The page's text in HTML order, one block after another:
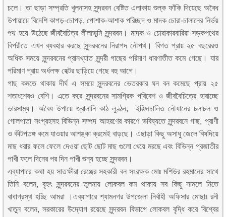
চলে। তা ছাড়া সম্প্রতি খুলনাসহ সুন্দরবন বেষ্টিত এলাকায় শুল্ক ফাঁকি দিয়েছে অবৈধ
উপায়ায়ে বিদেশি কাপড়-চোপড়, পোশাক-আশাক পরিচ্ছদ ও মাদক চোরা-চালানের নির্ভয়
পথ হয়ে উঠেছে জীববৈচিত্র লীলাভূমি সুন্দরবন। মাদক ও চোরাকারবারিরা সড়কপথের
বিপরীতে এখন ব্যবহার করছে সুন্দরবনের নিরাপদ নৌপথ। বিগত প্রায় ২৫ বছরেরও
অধিক সময়ে সুন্দরবনের প্রানখ্যাত সুন্দরী গাছের পরিমাণ ধারণাতীত কমে গেছে। যার
পরিমাণ প্রায় অর্ধলক্ষ হেক্টর ছাড়িয়ে গেছে বহু আগে।
গাছ কমতে থাকায় দীর্ঘ এ সময়ে সুন্দরবনের ভেতরকার ঘন বন কমেছে প্রায় ২৫
শতাংশেরও বেশি। এতে করে সুন্দরবনের সামগ্রিক পরিবেশ ও জীববৈচিত্রে হারাচ্ছে
ভারসাম্য। অবৈধ উপায়ে জ্বালানি কাঠ লুণ্ঠন, ইঞ্জিনচালিত নৌযানের চলাচল ও
গোলপাতা সংগ্রহসহ বিভিন্ন সম্পদ আহরণের কারণে ভবিষ্যতে সুন্দরবনে গাছ, প্রাণী
ও কীটপতঙ্গ কমে যাওয়ার আশঙ্কা ক্রমেই বাড়ছে। এছাড়া কিছু অসাধু জেলে বিষদিয়ে
মাছ ধরার ফলে ফেলে দেওয়া ছোট ছোট মাছ গুলো খেয়ে মরছে এবং বিভিন্ন প্রজাতীর
পাখী ফলে দিনের পর দিন পাখী শুন্য হচ্ছে সুন্দরবন।
এব্যাপারে কথা হয় সাতক্ষীরা রেঞ্জের সহকারী বন সংরক্ষক মোঃ মশিউর রহমানের সাথে
তিনি বলেন, বৃহৎ সুন্দরবনের তুলনায় লোকবল কম থাকায় সব কিছু সামলে নিতে
বাধাগ্রস্থ হচ্ছি আমরা ।এব্যাপারে শ্যামনগর উপজেলা নির্বাহী অফিসার মোছাঃ রনী
খাতুন বলেন, সরকারের উদ্যোগ রয়েছে সুন্দরবন বিভাগে লোকবল বৃদ্ধি করে বিশ্বের